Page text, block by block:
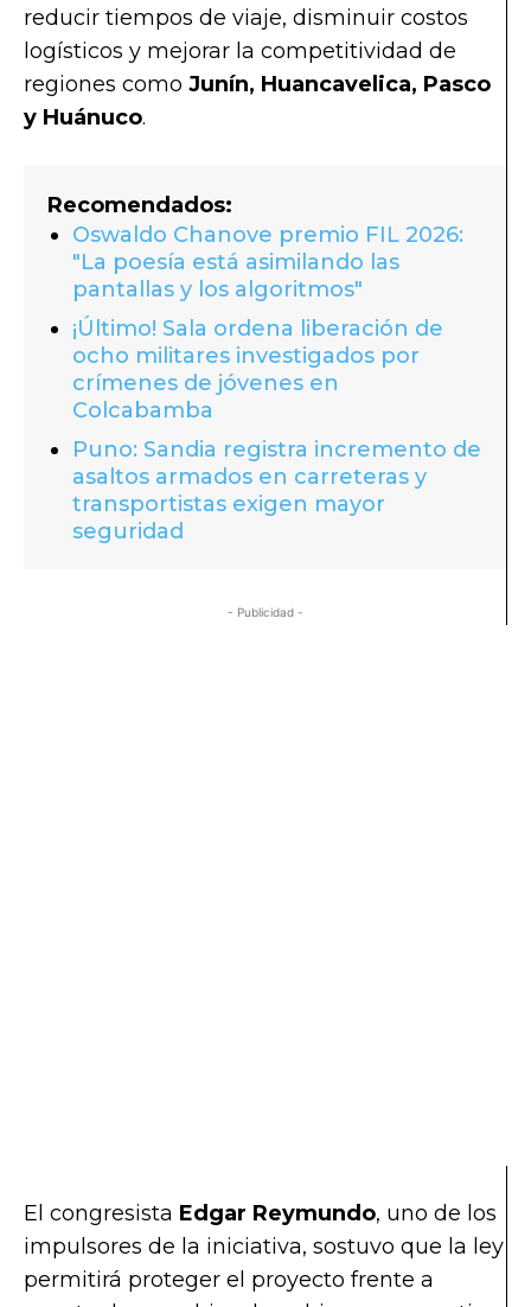
reducir tiempos de viaje, disminuir costos
logísticos y mejorar la competitividad de
regiones como Junín, Huancavelica, Pasco
y Huánuco.
Recomendados:
Oswaldo Chanove premio FIL 2026:
"La poesía está asimilando las
pantallas y los algoritmos"
¡Último! Sala ordena liberación de
ocho militares investigados por
crímenes de jóvenes en
Colcabamba
Puno: Sandia registra incremento de
asaltos armados en carreteras y
transportistas exigen mayor
seguridad
- Publicidad -
El congresista Edgar Reymundo, uno de los
impulsores de la iniciativa, sostuvo que la ley
permitirá proteger el proyecto frente a